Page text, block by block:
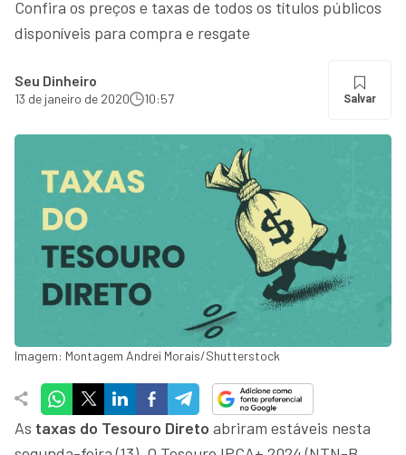
Confira os preços e taxas de todos os títulos públicos
disponíveis para compra e resgate
Seu Dinheiro
13 de janeiro de 2020 10:57 Salvar
Imagem: Montagem Andrei Morais/Shutterstock
As taxas do Tesouro Direto abriram estáveis nesta